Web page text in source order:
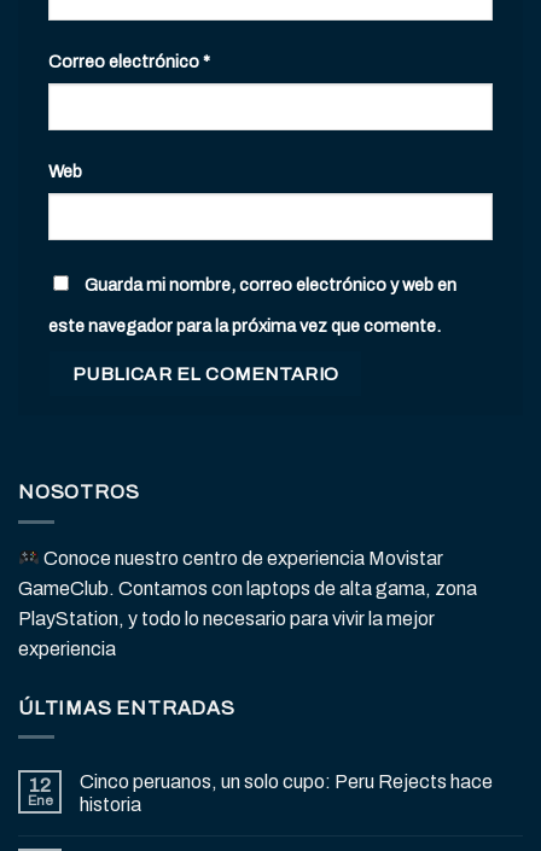
Correo electrónico*
Web
Guarda mi nombre, correo electrónico y web en
este navegador para la próxima vez que comente.
NOSOTROS
Conoce nuestro centro de experiencia Movistar
GameClub. Contamos con laptops de alta gama, zona
PlayStation, y todo lo necesario para vivir la mejor
experiencia
ÚLTIMAS ENTRADAS
12
Ene
Cinco peruanos, un solo cupo: Peru Rejects hace
historia